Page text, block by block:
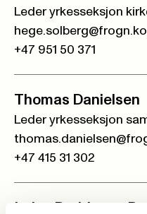
Leder yrkesseksjon
+47 951 50 371
Thomas Danielsen
Leder yrkesseksjon
+47 415 31 302